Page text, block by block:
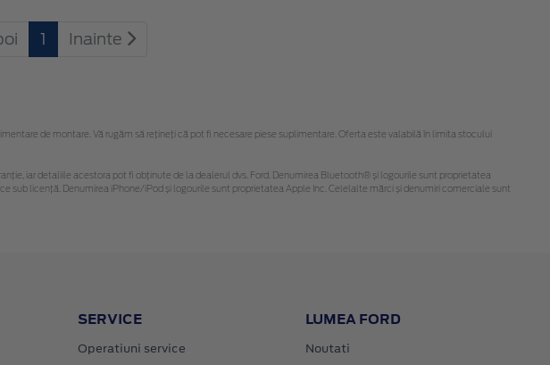
1 Inainte
de montare. Vă rugăm să rețineți că pot fi necesare piese suplimentare. Oferta este valabilă în limita stocului
iar detaliile acestora pot fi obținute de la dealerul dvs. Ford. Denumirea Bluetooth® și logourile sunt proprietatea
sub licență. Denumirea iPhone/iPod și logourile sunt proprietatea Apple Inc. Celelalte mărci și denumiri comerciale sunt
SERVICE
Operatiuni service
LUMEA FORD
Noutati